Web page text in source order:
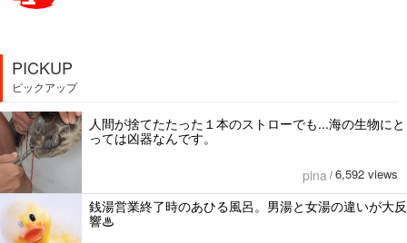
PICKUP
ピックアップ
人間が捨てたたった１本のストローでも...海の生物にと
っては凶器なんです。
pina / 6,592 views
銭湯営業終了時のあひる風呂。男湯と女湯の違いが大反
響♨